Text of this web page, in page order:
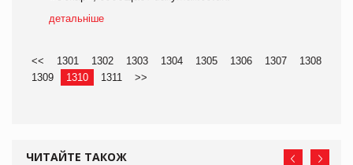
детальніше
<< 1301 1302 1303 1304 1305 1306 1307
1308
1309
1310 1311 >>
ЧИТАЙТЕ ТАКОЖ